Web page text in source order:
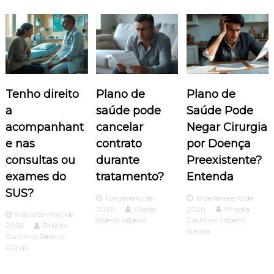
a
ç
ã
o
d
e
P
o
s
Tenho direito
a
acompanhant
e nas
consultas ou
exames do
SUS?
9 de setembro de
2025
Priscila
Casimiro Ribeiro
Garcia
Plano de
saúde pode
cancelar
contrato
durante
tratamento?
1 de janeiro de
2026
Oseias
Bueno Ribeiro
Plano de
Saúde Pode
Negar Cirurgia
por Doença
Preexistente?
Entenda
15 de fevereiro de
2026
Priscila
Casimiro Ribeiro
Garcia